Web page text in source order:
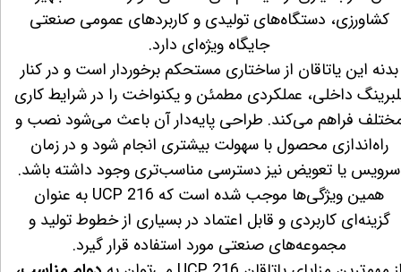
کشاورزی، دستگاه‌های تولیدی و کاربردهای عمومی صنعتی
جایگاه ویژه‌ای دارد.
بدنه این یاتاقان از ساختاری مستحکم برخوردار است و در کنار
داخلی، عملکردی مطمئن و یکنواخت را در شرایط کاری
فراهم می‌کند. طراحی پایه‌دار آن باعث می‌شود نصب و
راه‌اندازی محصول با سهولت بیشتری انجام شود و در زمان
سرویس یا تعویض نیز دسترسی مناسب‌تری وجود داشته باشد.
همین ویژگی‌ها موجب شده است که UCP 216 به عنوان
گزینه‌ای کاربردی و قابل اعتماد در بسیاری از خطوط تولید و
مجموعه‌های صنعتی مورد استفاده قرار گیرد.